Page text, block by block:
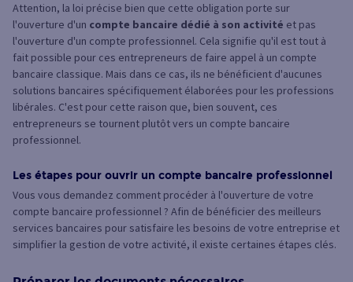
Attention, la loi précise bien que cette obligation porte sur
l'ouverture d'un compte bancaire dédié à son activité et pas
l'ouverture d'un compte professionnel. Cela signifie qu'il est tout à
fait possible pour ces entrepreneurs de faire appel à un compte
bancaire classique. Mais dans ce cas, ils ne bénéficient d'aucunes
solutions bancaires spécifiquement élaborées pour les professions
libérales. C'est pour cette raison que, bien souvent, ces
entrepreneurs se tournent plutôt vers un compte bancaire
professionnel.
Les étapes pour ouvrir un compte bancaire professionnel
Vous vous demandez comment procéder à l'ouverture de votre
compte bancaire professionnel ? Afin de bénéficier des meilleurs
services bancaires pour satisfaire les besoins de votre entreprise et
simplifier la gestion de votre activité, il existe certaines étapes clés.